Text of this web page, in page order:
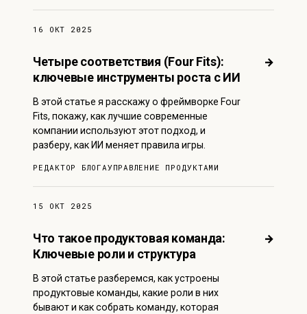
16 ОКТ 2025
Четыре соответствия (Four Fits):
ключевые инструменты роста с ИИ
В этой статье я расскажу о фреймворке Four
Fits, покажу, как лучшие современные
компании используют этот подход, и
разберу, как ИИ меняет правила игры.
РЕДАКТОР БЛОГАУПРАВЛЕНИЕ ПРОДУКТАМИ
→
15 ОКТ 2025
Что такое продуктовая команда:
Ключевые роли и структура
В этой статье разберемся, как устроены
продуктовые команды, какие роли в них
бывают и как собрать команду, которая
→